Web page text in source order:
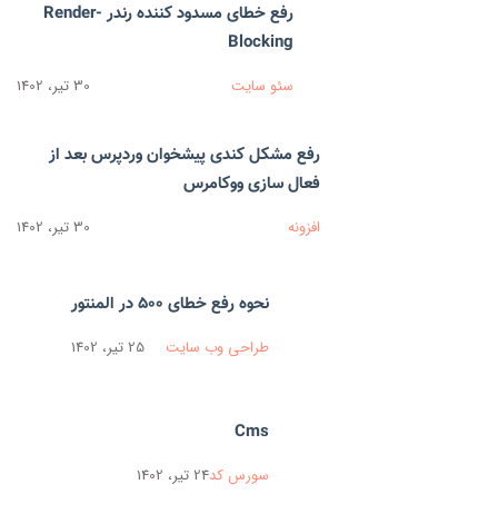
رفع خطای مسدود کننده رندر Render-
Blocking
سئو سایت 30 تیر، 1402
رفع مشکل کندی پیشخوان وردپرس بعد از
فعال سازی ووکامرس
افزونه 30 تیر، 1402
نحوه رفع خطای 500 در المنتور
طراحی وب سایت 25 تیر، 1402
Cms
سورس کد24 تیر، 1402